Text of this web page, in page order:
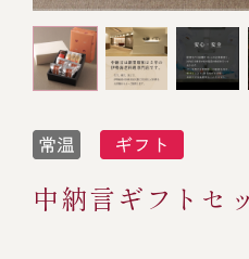
(ごちそう重/誕生
(生おせち/おせち冷凍)
鉄板焼 ひかり
ボイル伊勢海老
誕生日重
お食い初め重
おせち冷凍
調味料
お味噌汁
中納言ギフトセ